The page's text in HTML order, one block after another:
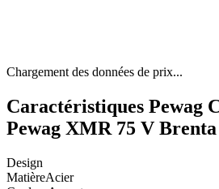
Chargement des données de prix...
Caractéristiques Pewag
Pewag XMR 75 V
Design
MatièreAcier